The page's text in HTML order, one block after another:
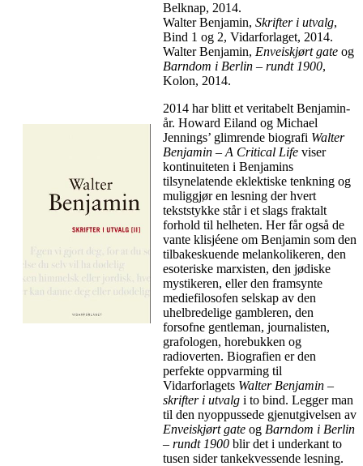
Belknap, 2014.
Walter Benjamin, Skrifter i utvalg,
Bind 1 og 2, Vidarforlaget, 2014.
Walter Benjamin, Enveiskjørt gate og
Barndom i Berlin – rundt 1900,
Kolon, 2014.
2014 har blitt et veritabelt Benjamin-
år. Howard Eiland og Michael
Jennings’ glimrende biografi Walter
Benjamin – A Critical Life viser
kontinuiteten i Benjamins
tilsynelatende eklektiske tenkning og
muliggjør en lesning der hvert
tekststykke står i et slags fraktalt
forhold til helheten. Her får også de
vante klisjéene om Benjamin som den
tilbakeskuende melankolikeren, den
esoteriske marxisten, den jødiske
mystikeren, eller den framsynte
mediefilosofen selskap av den
uhelbredelige gambleren, den
forsofne gentleman, journalisten,
grafologen, horebukken og
radioverten. Biografien er den
perfekte oppvarming til
Vidarforlagets Walter Benjamin –
skrifter i utvalg i to bind. Legger man
til den nyoppussede gjenutgivelsen av
Enveiskjørt gate og Barndom i Berlin
– rundt 1900 blir det i underkant to
tusen sider tankekvessende lesning.